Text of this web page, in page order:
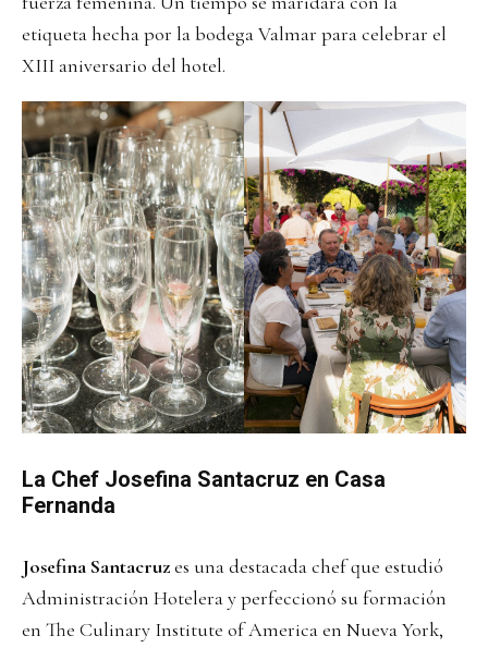
etiqueta hecha por la bodega Valmar para celebrar el
XIII aniversario del hotel.
La Chef Josefina Santacruz en Casa
Fernanda
Josefina Santacruzes una destacada chef que estudió
Administración Hotelera y perfeccionó su formación
en The Culinary Institute of America en Nueva York,